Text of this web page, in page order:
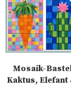
Mosaik-
Kaktus, Elefant